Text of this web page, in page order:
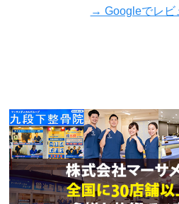
な方で、毎回安心して施
けて、自分でも頑張って
ばります！）。
今まで本当にありがとう
あればよろしくお願いし
→ Googleでレビ